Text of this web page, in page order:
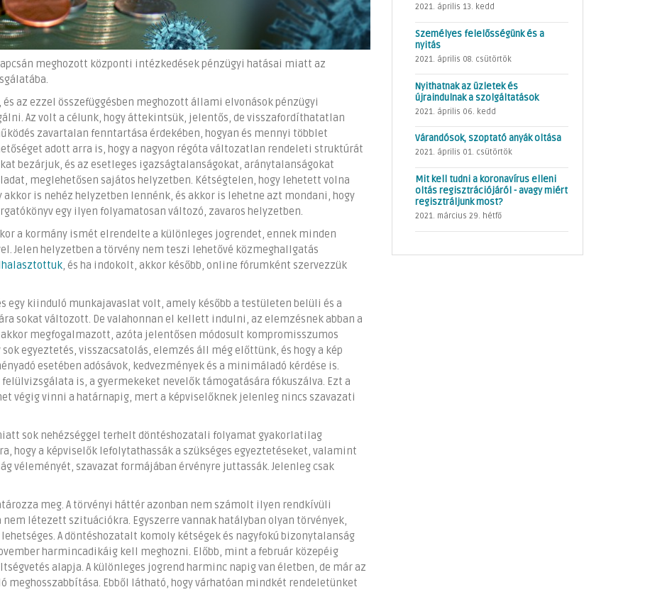
meghozott központi intézkedések pénzügyi hatásai miatt az
az ezzel összefüggésben meghozott állami elvonások pénzügyi
Az volt a célunk, hogy áttekintsük, jelentős, de visszafordíthatatlan
zavartalan fenntartása érdekében, hogyan és mennyi többlet
adott arra is, hogy a nagyon régóta változatlan rendeleti struktúrát
bezárjuk, és az esetleges igazságtalanságokat, aránytalanságokat
meglehetősen sajátos helyzetben. Kétségtelen, hogy lehetett volna
is nehéz helyzetben lennénk, és akkor is lehetne azt mondani, hogy
egy ilyen folyamatosan változó, zavaros helyzetben.
a kormány ismét elrendelte a különleges jogrendet, ennek minden
Jelen helyzetben a törvény nem teszi lehetővé közmeghallgatás
, és ha indokolt, akkor később, online fórumként szervezzük
egy kiinduló munkajavaslat volt, amely később a testületen belüli és a
sokat változott. De valahonnan el kellett indulni, az elemzésnek abban a
megfogalmazott, azóta jelentősen módosult kompromisszumos
egyeztetés, visszacsatolás, elemzés áll még előttünk, és hogy a kép
esetében adósávok, kedvezmények és a minimáladó kérdése is.
is, a gyermekeket nevelők támogatására fókuszálva. Ezt a
végig vinni a határnapig, mert a képviselőknek jelenleg nincs szavazati
sok nehézséggel terhelt döntéshozatali folyamat gyakorlatilag
hogy a képviselők lefolytathassák a szükséges egyeztetéseket, valamint
véleményét, szavazat formájában érvényre juttassák. Jelenleg csak
meg. A törvényi háttér azonban nem számolt ilyen rendkívüli
létezett szituációkra. Egyszerre vannak hatályban olyan törvények,
A döntéshozatalt komoly kétségek és nagyfokú bizonytalanság
harmincadikáig kell meghozni. Előbb, mint a február közepéig
alapja. A különleges jogrend harminc napig van életben, de már az
meghosszabbítása. Ebből látható, hogy várhatóan mindkét rendeletünket
2021. április 13. kedd
Személyes felelősségünk és a
nyitás
2021. április 08. csütörtök
Nyithatnak az üzletek és
újraindulnak a szolgáltatások
2021. április 06. kedd
Várandósok, szoptató anyák oltása
2021. április 01. csütörtök
Mit kell tudni a koronavírus elleni
oltás regisztrációjáról - avagy miért
regisztráljunk most?
2021. március 29. hétfő